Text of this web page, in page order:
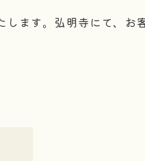
します。弘明寺にて、